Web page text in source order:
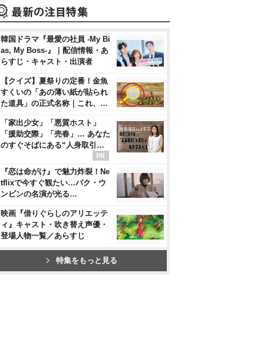
韓国ドラマ『最愛の社員 -My Bi
as, My Boss-』｜配信情報・あ
らすじ・キャスト・出演者
【クイズ】夏祭りの定番！金魚
すくいの「あの薄い紙が貼られ
た道具」の正式名称｜これ、…
「家出少女」「悪質ホスト」
「援助交際」「売春」… あなた
のすぐそばにある“人身取引…
『恋は命がけ』で魅力炸裂！Ne
tflixで今すぐ観たい…パク・ウ
ンビンの名演が光る…
映画『借りぐらしのアリエッテ
ィ』キャスト・吹き替え声優・
登場人物一覧／あらすじ
特集をもっと見る